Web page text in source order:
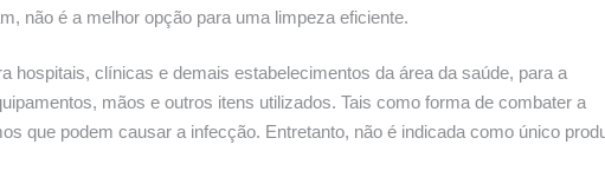
não é a melhor opção para uma limpeza eficiente.
hospitais, clínicas e demais estabelecimentos da área da saúde, para a
mãos e outros itens utilizados. Tais como forma de combater a
que podem causar a infecção. Entretanto, não é indicada como único